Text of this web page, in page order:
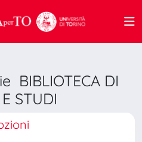
BIBLIOTECA DI
STUDI